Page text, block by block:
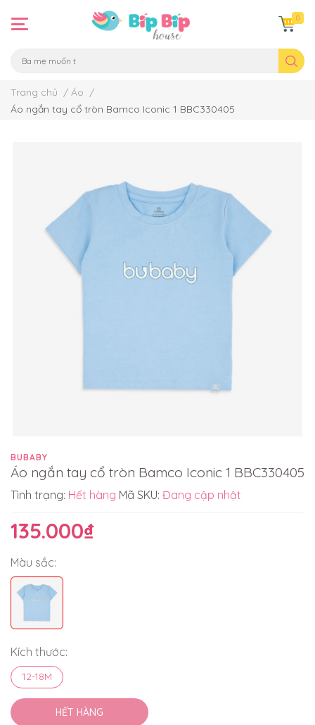
0
Trang chủ / Áo /
Áo ngắn tay cổ tròn Bamco Iconic 1 BBC330405
BUBABY
Áo ngắn tay cổ tròn Bamco Iconic 1 BBC330405
Tình trạng: Hết hàng Mã SKU: Đang cập nhật
135.000₫
Màu sắc:
Kích thước:
12-18M
HẾT HÀNG